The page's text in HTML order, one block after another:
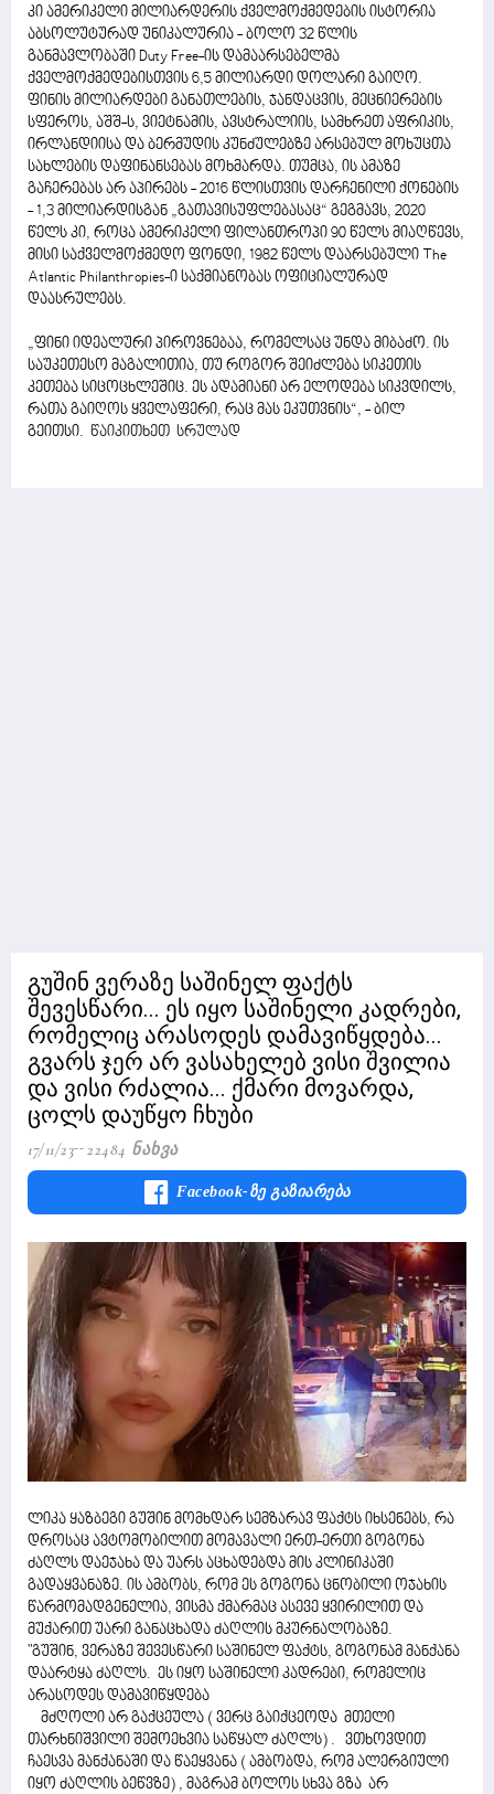
კი ამერიკელი მილიარდერის ქველმოქმედების ისტორია
აბსოლუტურად უნიკალურია - ბოლო 32 წლის
განმავლობაში Duty Free-ის დამაარსებელმა
ქველმოქმედებისთვის 6,5 მილიარდი დოლარი გაიღო.
ფინის მილიარდები განათლების, ჯანდაცვის, მეცნიერების
სფეროს, აშშ-ს, ვიეტნამის, ავსტრალიის, სამხრეთ აფრიკის,
ირლანდიისა და ბერმუდის კუნძულებზე არსებულ მოხუცთა
სახლების დაფინანსებას მოხმარდა. თუმცა, ის ამაზე
გაჩერებას არ აპირებს - 2016 წლისთვის დარჩენილი ქონების
- 1,3 მილიარდისგან „გათავისუფლებასაც“ გეგმავს, 2020
წელს კი, როცა ამერიკელი ფილანთროპი 90 წელს მიაღწევს,
მისი საქველმოქმედო ფონდი, 1982 წელს დაარსებული The
Atlantic Philanthropies-ი საქმიანობას ოფიციალურად
დაასრულებს.
„ფინი იდეალური პიროვნებაა, რომელსაც უნდა მიბაძო. ის
საუკეთესო მაგალითია, თუ როგორ შეიძლება სიკეთის
კეთება სიცოცხლეშიც. ეს ადამიანი არ ელოდება სიკვდილს,
რათა გაიღოს ყველაფერი, რაც მას ეკუთვნის“, - ბილ
გეითსი. წაიკითხეთ სრულად
გუშინ ვერაზე საშინელ ფაქტს
შევესწარი... ეს იყო საშინელი კადრები,
რომელიც არასოდეს დამავიწყდება...
გვარს ჯერ არ ვასახელებ ვისი შვილია
და ვისი რძალია... ქმარი მოვარდა,
ცოლს დაუწყო ჩხუბი
17/11/23 22484 Ნახვა
Facebook-Ზე Გაზიარება
ლიკა ყაზბეგი გუშინ მომხდარ სემზარავ ფაქტს იხსენებს, რა
დროსაც ავტომობილით მომავალი ერთ-ერთი გოგონა
ძაღლს დაეჯახა და უარს აცხადებდა მის კლინიკაში
გადაყვანაზე. ის ამბობს, რომ ეს გოგონა ცნობილი ოჯახის
წარმომადგენელია, ვისმა ქმარმაც ასევე ყვირილით და
მუქარით უარი განაცხადა ძაღლის მკურნალობაზე.
"გუშინ, ვერაზე შევესწარი საშინელ ფაქტს, გოგონამ მანქანა
დაარტყა ძაღლს. ეს იყო საშინელი კადრები, რომელიც
არასოდეს დამავიწყდება
მძღოლი არ გაქცეულა ( ვერც გაიქცეოდა მთელი
თარხნიშვილი შემოეხვია საწყალ ძაღლს) . ვთხოვდით
ჩაესვა მანქანაში და წაეყვანა ( ამბობდა, რომ ალერგიული
იყო ძაღლის ბეწვზე) , მაგრამ ბოლოს სხვა გზა არ